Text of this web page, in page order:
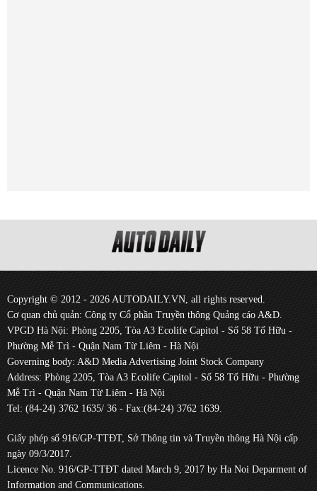
Copyright © 2012 - 2026 AUTODAILY.VN, all rights reserved.
Cơ quan chủ quản: Công ty Cổ phần Truyền thông Quảng cáo A&D.
VPGD Hà Nội: Phòng 2205, Tòa A3 Ecolife Capitol - Số 58 Tố Hữu -
Phường Mễ Trì - Quận Nam Từ Liêm - Hà Nội
Governing body: A&D Media Advertising Joint Stock Company
Address: Phòng 2205, Tòa A3 Ecolife Capitol - Số 58 Tố Hữu - Phường
Mễ Trì - Quận Nam Từ Liêm - Hà Nội
Tel: (84-24) 3762 1635/ 36 - Fax:(84-24) 3762 1639.
Giấy phép số 916/GP-TTĐT, Sở Thông tin và Truyền thông Hà Nội cấp
ngày 09/3/2017.
Licence No. 916/GP-TTĐT dated March 9, 2017 by Ha Noi Deparment of
Information and Communications.